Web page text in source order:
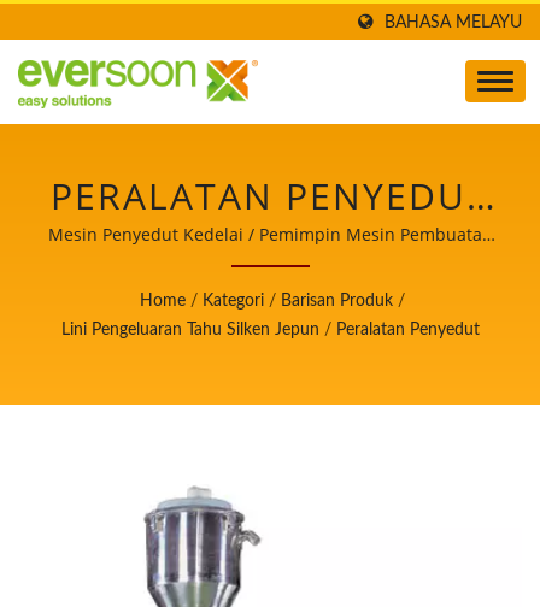
BAHASA MELAYU
PERALATAN PENYEDUT
KEDELAI / PEMIMPIN
MESIN PEMBUATAN
TOFU DAN SUSU
TERTINGGI DALAM
KESELAMATAN
MAKANAN.
Mesin Penyedut Kedelai / Pemimpin Mesin Pembuatan
Tofu dan Susu Kedelai Automatik dengan Keutamaan
Tertinggi dalam Keselamatan Makanan.
Home / Kategori / Barisan Produk /
Lini Pengeluaran Tahu Silken Jepun / Peralatan Penyedut